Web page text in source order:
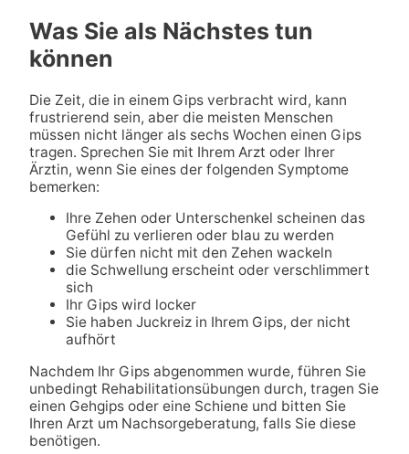
Was Sie als Nächstes tun
können
Die Zeit, die in einem Gips verbracht wird, kann
frustrierend sein, aber die meisten Menschen
müssen nicht länger als sechs Wochen einen Gips
tragen. Sprechen Sie mit Ihrem Arzt oder Ihrer
Ärztin, wenn Sie eines der folgenden Symptome
bemerken:
Ihre Zehen oder Unterschenkel scheinen das
Gefühl zu verlieren oder blau zu werden
Sie dürfen nicht mit den Zehen wackeln
die Schwellung erscheint oder verschlimmert
sich
Ihr Gips wird locker
Sie haben Juckreiz in Ihrem Gips, der nicht
aufhört
Nachdem Ihr Gips abgenommen wurde, führen Sie
unbedingt Rehabilitationsübungen durch, tragen Sie
einen Gehgips oder eine Schiene und bitten Sie
Ihren Arzt um Nachsorgeberatung, falls Sie diese
benötigen.